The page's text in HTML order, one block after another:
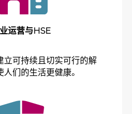
运营与HSE
立可持续且切实可行的解
人们的生活更健康。